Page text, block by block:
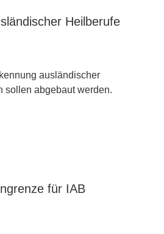
Heilberufe
ausländischer
sollen abgebaut werden.
für IAB